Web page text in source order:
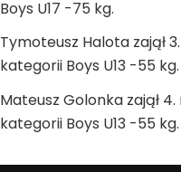
Boys U17 -75 kg.
Tymoteusz Halota zajął
kategorii Boys U13 -55 kg.
Mateusz Golonka zajął
kategorii Boys U13 -55 kg.